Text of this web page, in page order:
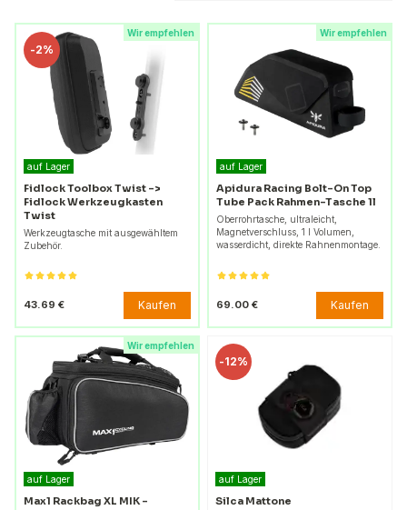
Wir empfehlen
-2%
auf Lager
Fidlock Toolbox Twist ->
Fidlock Werkzeugkasten
Twist
Werkzeugtasche mit ausgewähltem
Zubehör.
43.69 € Kaufen
Wir empfehlen
auf Lager
Apidura Racing Bolt-On Top
Tube Pack Rahmen-Tasche 1l
Oberrohrtasche, ultraleicht,
Magnetverschluss, 1 l Volumen,
wasserdicht, direkte Rahnenmontage.
69.00 € Kaufen
Wir empfehlen
auf Lager
Max1 Rackbag XL MIK –
-12%
auf Lager
Silca Mattone